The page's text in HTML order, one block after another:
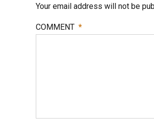
Your email address will not be
COMMENT *